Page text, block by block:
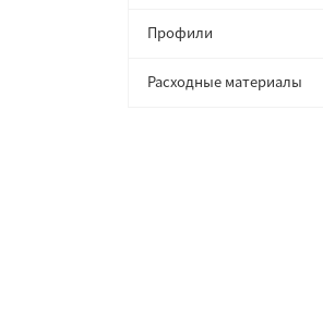
Профили
Расходные материалы